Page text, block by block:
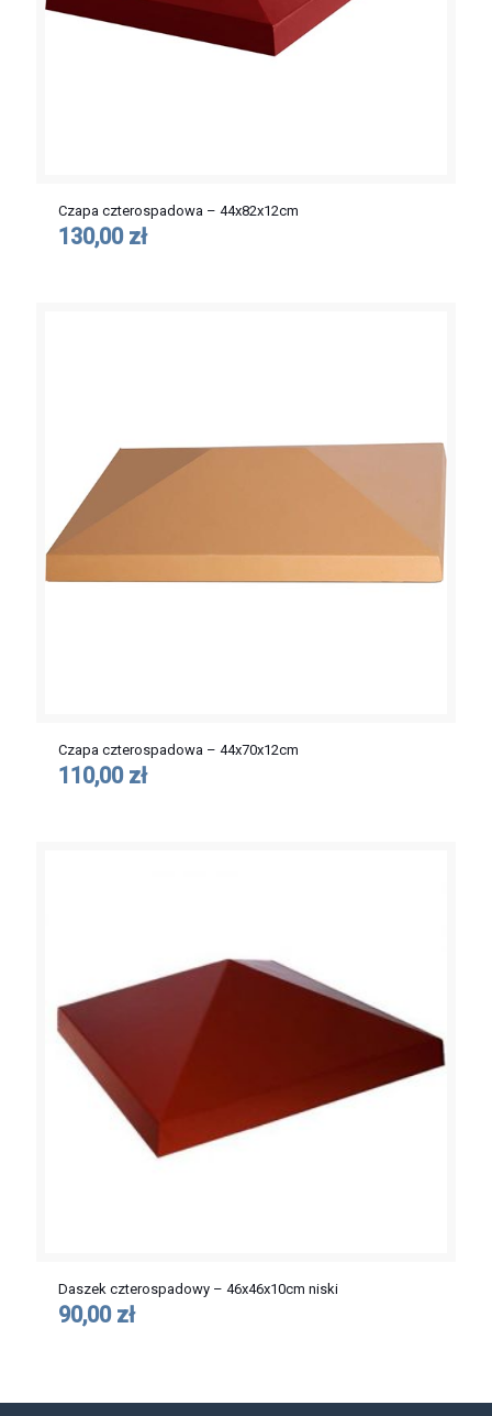
Czapa czterospadowa – 44x82x12cm
130,00 zł
Czapa czterospadowa – 44x70x12cm
110,00 zł
Daszek czterospadowy – 46x46x10cm niski
90,00 zł